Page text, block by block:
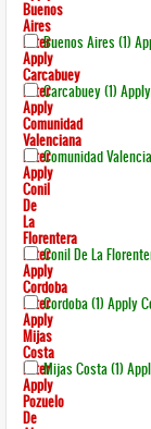
Buenos
Aires
FilterBuenos Aires (1)
Apply
Carcabuey
FilterCarcabuey (1)
Apply
Comunidad
Valenciana
FilterComunidad
Apply
Conil
De
La
Florentera
FilterConil De La
Apply
Cordoba
FilterCordoba (1) Apply
Apply
Mijas
Costa
FilterMijas Costa (1)
Apply
Pozuelo
De